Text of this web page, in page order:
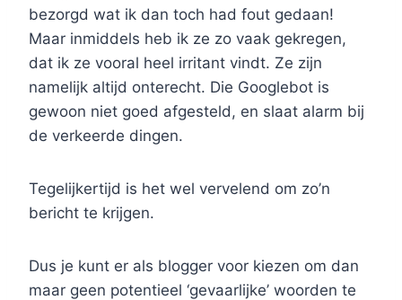
bezorgd wat ik dan toch had fout gedaan!
Maar inmiddels heb ik ze zo vaak gekregen,
dat ik ze vooral heel irritant vindt. Ze zijn
namelijk altijd onterecht. Die Googlebot is
gewoon niet goed afgesteld, en slaat alarm bij
de verkeerde dingen.
Tegelijkertijd is het wel vervelend om zo’n
bericht te krijgen.
Dus je kunt er als blogger voor kiezen om dan
maar geen potentieel ‘gevaarlijke’ woorden te